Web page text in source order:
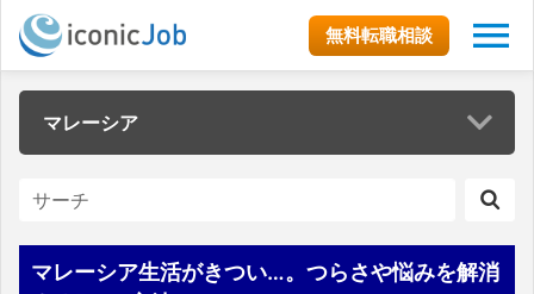
無料転職相談
マレーシア
マレーシア生活がきつい…。つらさや悩みを解消